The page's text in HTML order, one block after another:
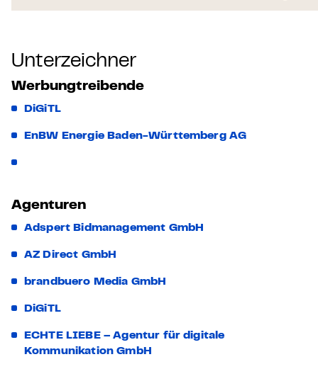
Unterzeichner
Werbungtreibende
DiGiTL
EnBW Energie Baden-Württemberg AG
Agenturen
Adspert Bidmanagement GmbH
AZ Direct GmbH
brandbuero Media GmbH
DiGiTL
ECHTE LIEBE – Agentur für digitale
Kommunikation GmbH